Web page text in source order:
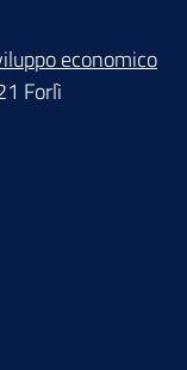
economico
Forlì